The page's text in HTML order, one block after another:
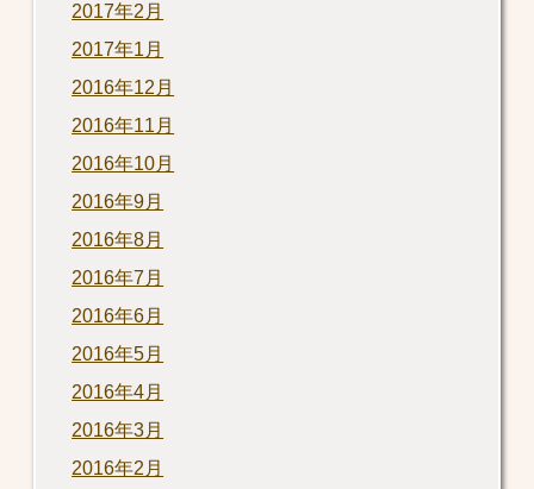
2017年2月
2017年1月
2016年12月
2016年11月
2016年10月
2016年9月
2016年8月
2016年7月
2016年6月
2016年5月
2016年4月
2016年3月
2016年2月